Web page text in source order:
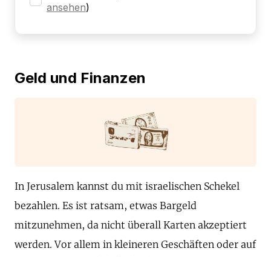
ansehen)
Geld und Finanzen
In Jerusalem kannst du mit israelischen Schekel
bezahlen. Es ist ratsam, etwas Bargeld
mitzunehmen, da nicht überall Karten akzeptiert
werden. Vor allem in kleineren Geschäften oder auf